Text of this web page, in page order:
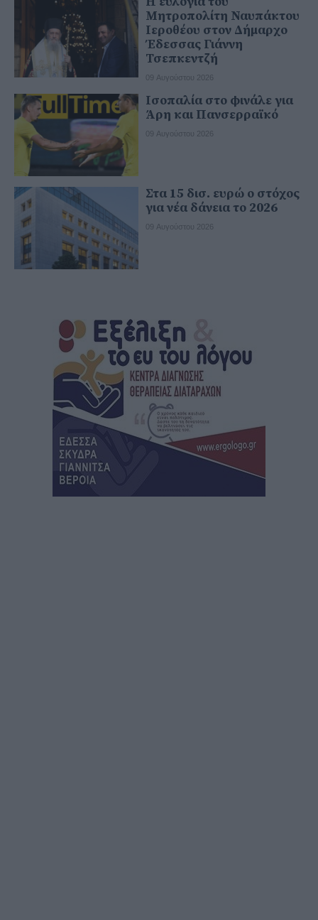
Μητροπολίτη Ναυπάκτου
Ιεροθέου στον Δήμαρχο
Έδεσσας Γιάννη
Τσεπκεντζή
09 Αυγούστου 2026
Ισοπαλία στο φινάλε για
Άρη και Πανσερραϊκό
09 Αυγούστου 2026
Στα 15 δισ. ευρώ ο στόχος
για νέα δάνεια το 2026
09 Αυγούστου 2026